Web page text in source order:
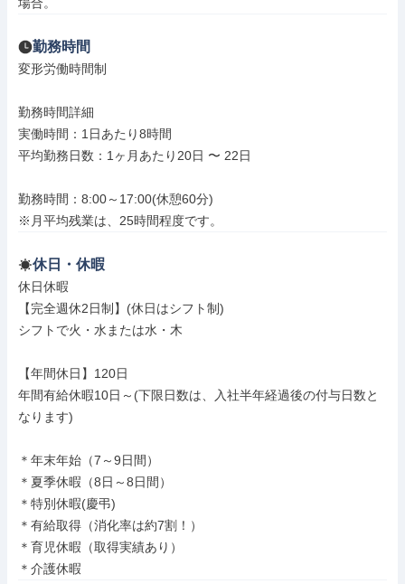
勤務時間
変形労働時間制
勤務時間詳細
実働時間：1日あたり8時間
平均勤務日数：1ヶ月あたり20日 〜 22日
勤務時間：8:00～17:00(休憩60分)
※月平均残業は、25時間程度です。
休日・休暇
休日休暇
【完全週休2日制】(休日はシフト制)
シフトで火・水または水・木
【年間休日】120日
年間有給休暇10日～(下限日数は、入社半年経過後の付与日数と
なります)
＊年末年始（7～9日間）
＊夏季休暇（8日～8日間）
＊特別休暇(慶弔)
＊有給取得（消化率は約7割！）
＊育児休暇（取得実績あり）
＊介護休暇